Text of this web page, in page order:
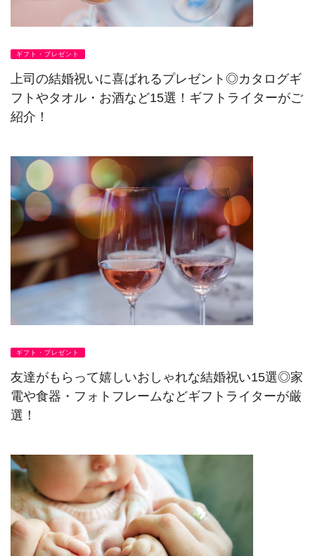
ギフト・プレゼント
上司の結婚祝いに喜ばれるプレゼント◎カタログギ
フトやタオル・お酒など15選！ギフトライターがご
紹介！
ギフト・プレゼント
友達がもらって嬉しいおしゃれな結婚祝い15選◎家
電や食器・フォトフレームなどギフトライターが厳
選！